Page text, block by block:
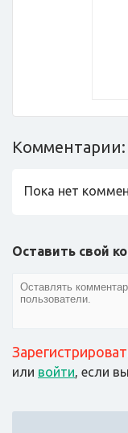
Комментарии:
Пока нет
Оставить свой
или войти, если